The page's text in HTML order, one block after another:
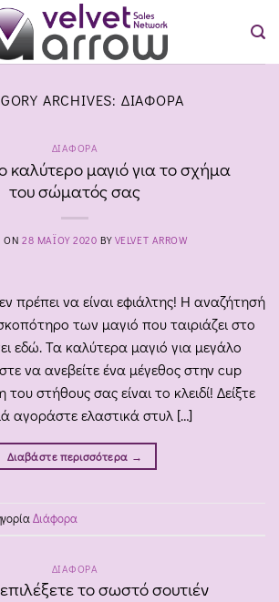
ARCHIVES: ΔΙΆΦΟΡΑ
ΔΙΆΦΟΡΑ
καλύτερο μαγιό για το σχήμα
του σώματός σας
ON28 ΜΑΪ́ΟΥ 2020 BY VELVET ARROW
πρέπει να είναι εφιάλτης! Η αναζήτησή
των μαγιό που ταιριάζει στο
εδώ. Τα καλύτερα μαγιό για μεγάλο
να ανεβείτε ένα μέγεθος στην cup
στήθους σας είναι το κλειδί! Δείξτε
αγοράστε ελαστικά στυλ […]
Διαβάστε περισσότερα →
Διάφορα
ΔΙΆΦΟΡΑ
το σωστό σουτιέν